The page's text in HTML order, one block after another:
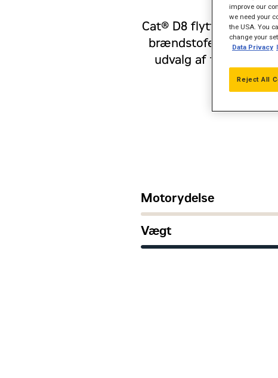
Cat® D8 flytter
brændstofeffektivitet
udvalg af tekniske
Motorydelse
Vægt
improve our
we need your
the USA. You
change your
Data Privacy
Reject All